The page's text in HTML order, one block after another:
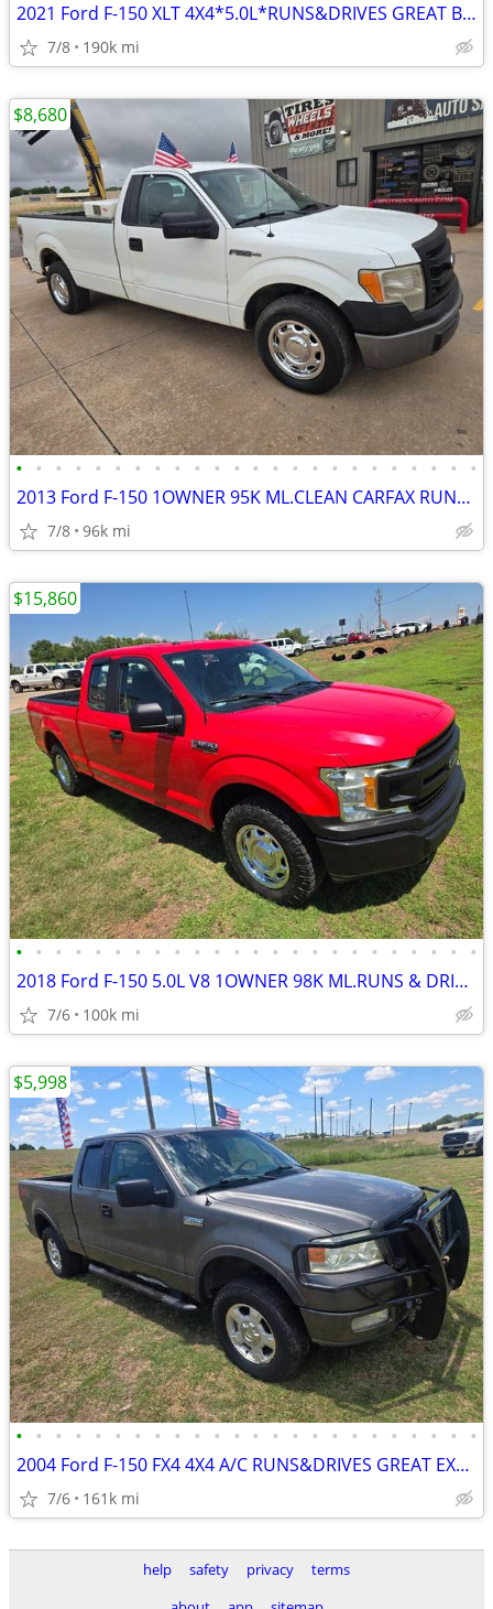
2021 Ford F-150 XLT 4X4*5.0L*RUNS&DRIVES GREAT BED-LINER
7/8 190k mi
• • • • • • • • • • • • • • • • • • • • • • • •
2013 Ford F-150 1OWNER 95K ML.CLEAN CARFAX RUNS&DRIVES GREAT A/C
7/8 96k mi
$8,680
• • • • • • • • • • • • • • • • • • • • • • • •
2018 Ford F-150 5.0L V8 1OWNER 98K ML.RUNS & DRIVES GREAT!AC COLD!
7/6 100k mi
$15,860
• • • • • • • • • • • • • • • • • • • • • • • •
2004 Ford F-150 FX4 4X4 A/C RUNS&DRIVES GREAT EXT-CAB V8
7/6 161k mi
$5,998
help safety privacy
terms